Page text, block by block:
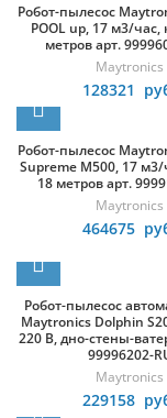
Робот-пылесос
POOL up, 17 м3/час,
метров арт.
Maytronics
128321
Робот-пылесос
Supreme M500, 17 м3/
18 метров арт.
Maytronics
464675
Робот-пылесос
Maytronics Dolphin
220 В, дно-стены-
99996202-
Maytronics
229158